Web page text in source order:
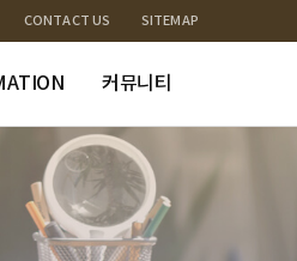
CONTACT US SITEMAP
커뮤니티